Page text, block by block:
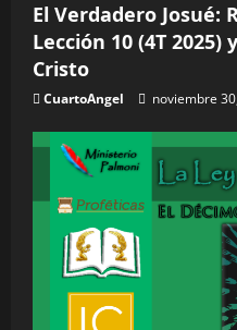
El Verdadero Josué:
Lección 10 (4T 2025)
Cristo
CuartoAngel noviembre